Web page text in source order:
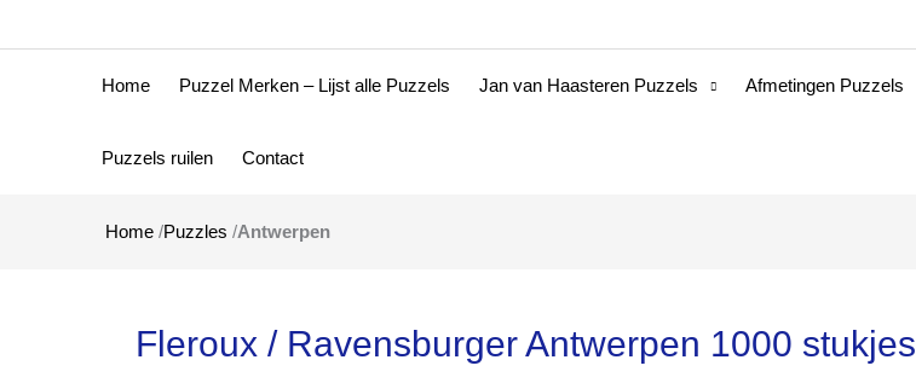
Home Puzzel Merken – Lijst alle Puzzels Jan van Haasteren Puzzels Afmetingen Puzzels
Puzzels ruilen Contact
Home /Puzzles /Antwerpen
Fleroux / Ravensburger Antwerpen 1000 stukjes